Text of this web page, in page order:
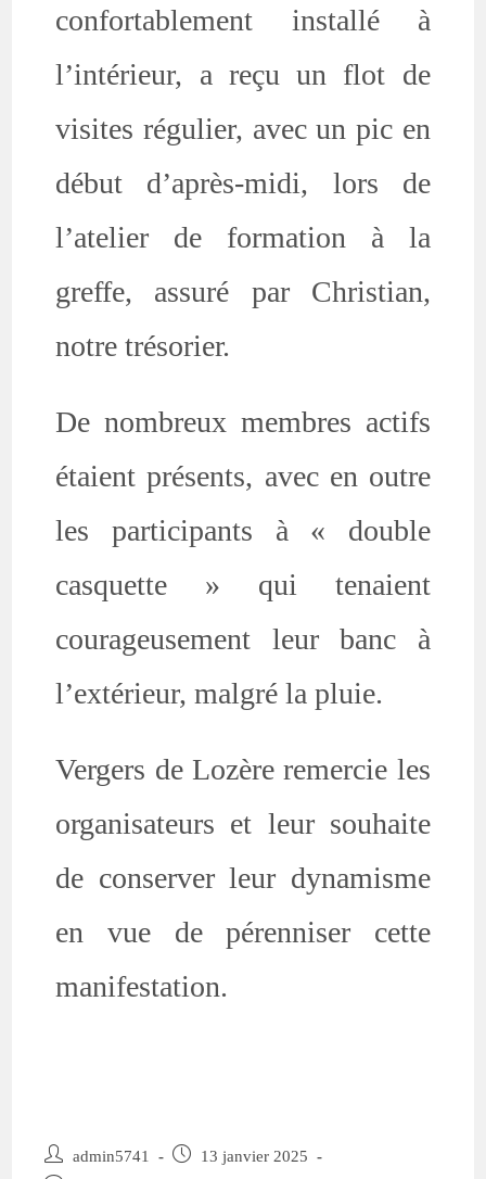
confortablement installé à
l’intérieur, a reçu un flot de
visites régulier, avec un pic en
début d’après-midi, lors de
l’atelier de formation à la
greffe, assuré par Christian,
notre trésorier.
De nombreux membres actifs
étaient présents, avec en outre
les participants à « double
casquette » qui tenaient
courageusement leur banc à
l’extérieur, malgré la pluie.
Vergers de Lozère remercie les
organisateurs et leur souhaite
de conserver leur dynamisme
en vue de pérenniser cette
manifestation.
admin5741
13 janvier 2025